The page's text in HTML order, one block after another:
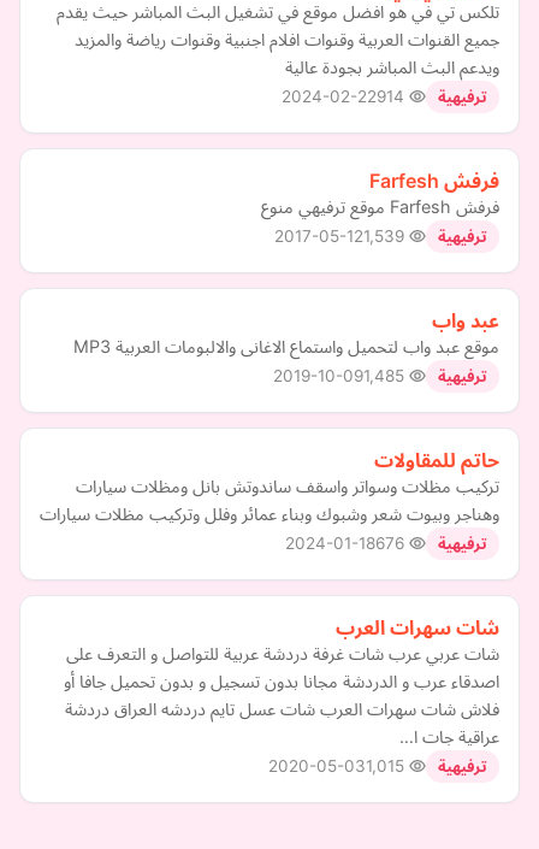
تلكس تي في هو افضل موقع في تشغيل البث المباشر حيث يقدم
جميع القنوات العربية وقنوات افلام اجنبية وقنوات رياضة والمزيد
ويدعم البث المباشر بجودة عالية
ترفيهية 2024-02-22
فرفش Farfesh
فرفش Farfesh موقع ترفيهي منوع
ترفيهية 2017-05-12
عبد واب
موقع عبد واب لتحميل واستماع الاغانى والالبومات العربية MP3
ترفيهية 2019-10-09
حاتم للمقاولات
تركيب مظلات وسواتر واسقف ساندوتش بانل ومظلات سيارات
وهناجر وبيوت شعر وشبوك وبناء عمائر وفلل وتركيب مظلات سيارات
ترفيهية 2024-01-18
شات سهرات العرب
شات عربي عرب شات غرفة دردشة عربية للتواصل و التعرف على
اصدقاء عرب و الدردشة مجانا بدون تسجيل و بدون تحميل جافا أو
فلاش شات سهرات العرب شات عسل تايم دردشه العراق دردشة
عراقية جات ا…
ترفيهية 2020-05-03